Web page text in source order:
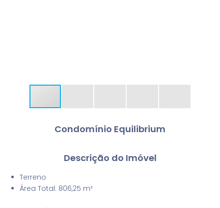
Condomínio Equilibrium
Descrição do Imóvel
Terreno
Área Total: 806,25 m²